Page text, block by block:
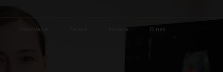
Innowacje Kariera O nas